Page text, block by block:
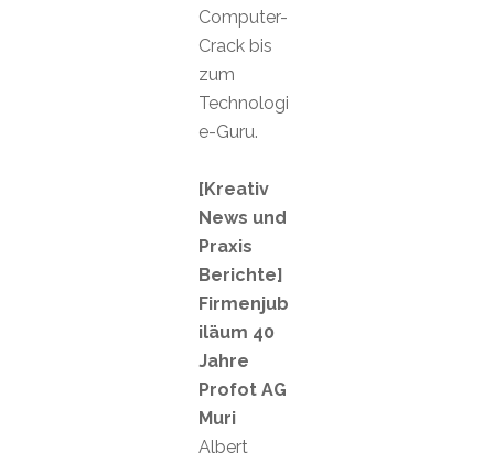
Computer-
Crack bis
zum
Technologi
e-Guru.
[Kreativ
News und
Praxis
Berichte]
Firmenjub
iläum 40
Jahre
Profot AG
Muri
Albert